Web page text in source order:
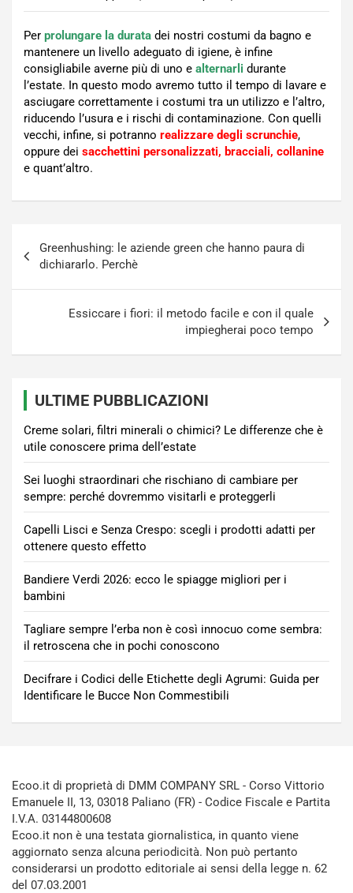
Per prolungare la durata dei nostri costumi da bagno e
mantenere un livello adeguato di igiene, è infine
consigliabile averne più di uno e alternarli durante
l’estate. In questo modo avremo tutto il tempo di lavare e
asciugare correttamente i costumi tra un utilizzo e l’altro,
riducendo l’usura e i rischi di contaminazione. Con quelli
vecchi, infine, si potranno realizzare degli scrunchie,
oppure dei sacchettini personalizzati, bracciali, collanine
e quant’altro.
articoli
Greenhushing: le aziende green che hanno paura di
dichiararlo. Perchè
Essiccare i fiori: il metodo facile e con il quale
impiegherai poco tempo
ULTIME PUBBLICAZIONI
Creme solari, filtri minerali o chimici? Le differenze che è
utile conoscere prima dell’estate
Sei luoghi straordinari che rischiano di cambiare per
sempre: perché dovremmo visitarli e proteggerli
Capelli Lisci e Senza Crespo: scegli i prodotti adatti per
ottenere questo effetto
Bandiere Verdi 2026: ecco le spiagge migliori per i
bambini
Tagliare sempre l’erba non è così innocuo come sembra:
il retroscena che in pochi conoscono
Decifrare i Codici delle Etichette degli Agrumi: Guida per
Identificare le Bucce Non Commestibili
Ecoo.it di proprietà di DMM COMPANY SRL - Corso Vittorio
Emanuele II, 13, 03018 Paliano (FR) - Codice Fiscale e Partita
I.V.A. 03144800608
Ecoo.it non è una testata giornalistica, in quanto viene
aggiornato senza alcuna periodicità. Non può pertanto
considerarsi un prodotto editoriale ai sensi della legge n. 62
del 07.03.2001